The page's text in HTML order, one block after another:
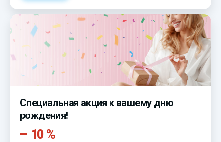
Специальная акция к вашему дню
рождения!
10 %